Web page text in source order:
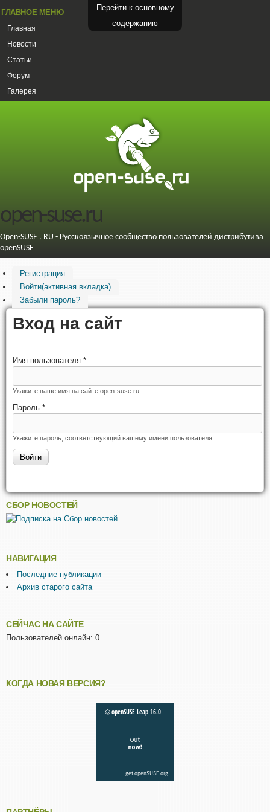
Перейти к основному
содержанию
ГЛАВНОЕ МЕНЮ
Главная
Новости
Статьи
Форум
Галерея
open-suse.ru
Open-SUSE . RU - Русскоязычное сообщество пользователей дистрибутива
openSUSE
Регистрация
Войти(активная вкладка)
Забыли пароль?
Вход на сайт
Имя пользователя *
Укажите ваше имя на сайте open-suse.ru.
Пароль *
Укажите пароль, соответствующий вашему имени пользователя.
СБОР НОВОСТЕЙ
НАВИГАЦИЯ
Последние публикации
Архив старого сайта
СЕЙЧАС НА САЙТЕ
Пользователей онлайн: 0.
КОГДА НОВАЯ ВЕРСИЯ?